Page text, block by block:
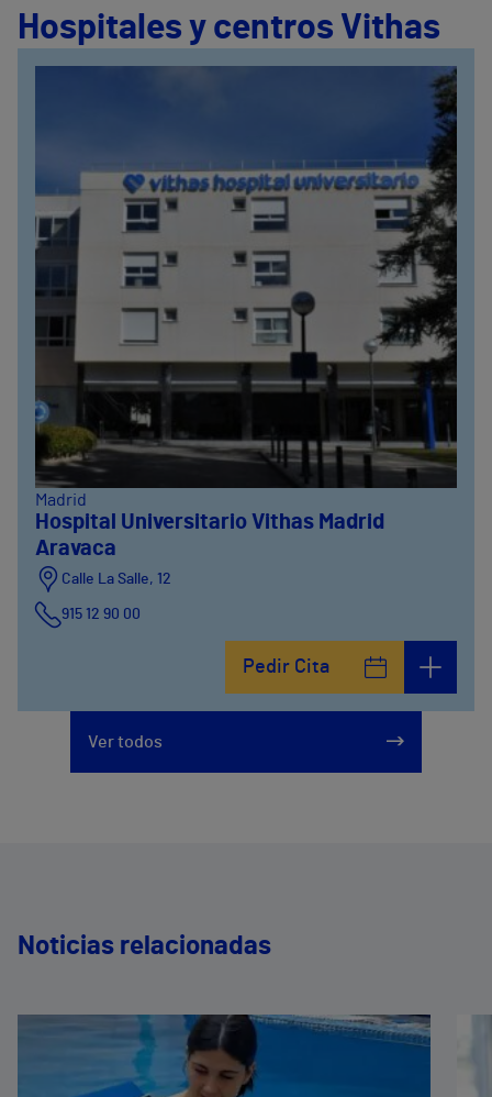
Hospitales y centros Vithas
Madrid
Hospital Universitario Vithas Madrid
Aravaca
Calle La Salle, 12
915 12 90 00
Pedir Cita
Ver todos
Noticias relacionadas